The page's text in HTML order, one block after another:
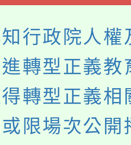
行政院人權
轉型正義教
轉型正義相
限場次公開